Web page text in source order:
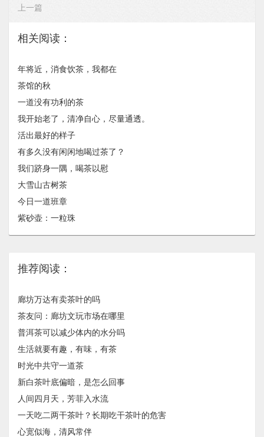
上一篇
相关阅读：
年将近，消食饮茶，我都在
茶馆的秋
一道没有功利的茶
我开始老了，清净自心，尽量通透。
活出最好的样子
有多久没有闲闲地喝过茶了？
我们跻身一隅，喝茶以慰
大雪山古树茶
今日一道班章
紫砂壶：一粒珠
推荐阅读：
廊坊万达有卖茶叶的吗
茶友问：廊坊文玩市场在哪里
普洱茶可以减少体内的水分吗
生活就要有趣，有味，有茶
时光中共守一道茶
新白茶叶底偏暗，是怎么回事
人间四月天，芳菲入水流
一天吃二两干茶叶？长期吃干茶叶的危害
心宽似海，清风常伴